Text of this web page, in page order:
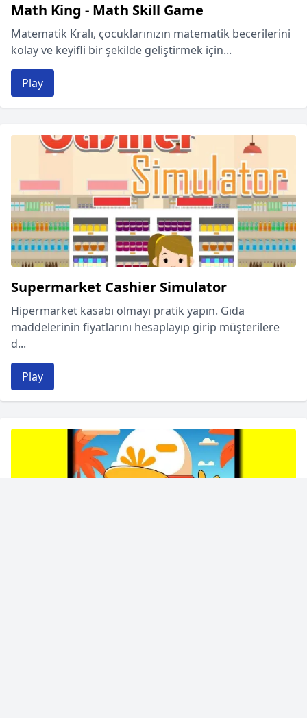
Math King - Math Skill Game
Matematik Kralı, çocuklarınızın matematik becerilerini
kolay ve keyifli bir şekilde geliştirmek için...
Play
Supermarket Cashier Simulator
Hipermarket kasabı olmayı pratik yapın. Gıda
maddelerinin fiyatlarını hesaplayıp girip müşterilere
d...
Play